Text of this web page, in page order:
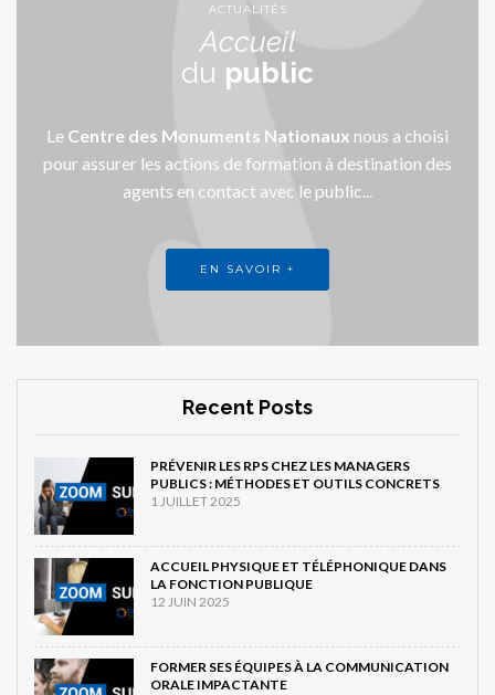
ACTUALITÉS
Accueil
du public
Le Centre des Monuments Nationaux nous a choisi
pour assurer les actions de formation à destination des
agents en contact avec le public...
EN SAVOIR +
Recent Posts
PRÉVENIR LES RPS CHEZ LES MANAGERS
PUBLICS : MÉTHODES ET OUTILS CONCRETS
1 JUILLET 2025
ACCUEIL PHYSIQUE ET TÉLÉPHONIQUE DANS
LA FONCTION PUBLIQUE
12 JUIN 2025
FORMER SES ÉQUIPES À LA COMMUNICATION
ORALE IMPACTANTE